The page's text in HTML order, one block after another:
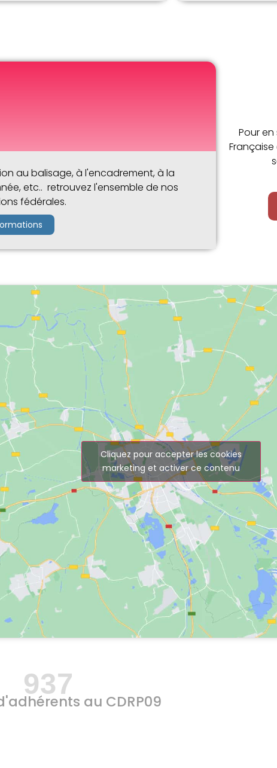
au balisage, à l'encadrement, à la
etc.. retrouvez l'ensemble de nos
fédérales.
Pour
Cliquez pour accepter les cookies
marketing et activer ce contenu
au CDRP09
937